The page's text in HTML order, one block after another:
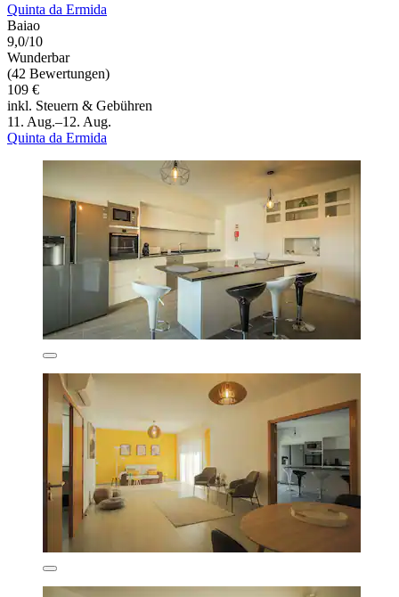
Quinta da Ermida
Baiao
9,0/10
Wunderbar
(42 Bewertungen)
109 €
inkl. Steuern & Gebühren
11. Aug.–12. Aug.
Quinta da Ermida